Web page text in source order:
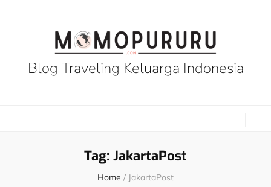
Blog Traveling Keluarga Indonesia
Tag: JakartaPost
Home / JakartaPost